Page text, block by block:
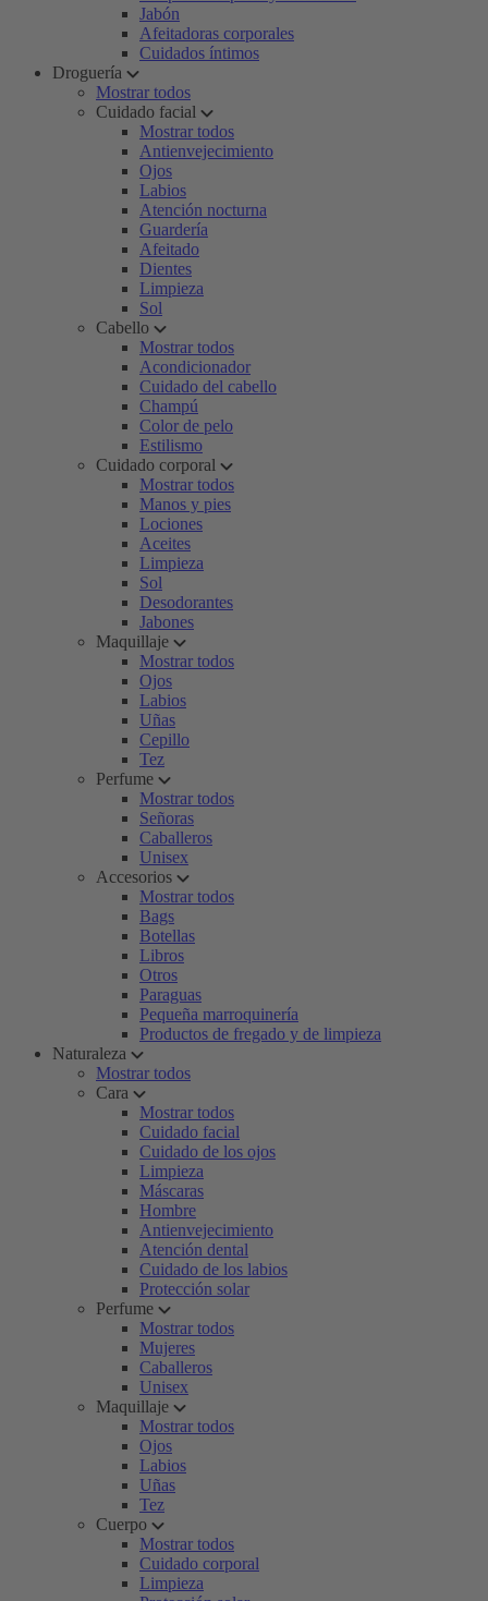
Jabón
Afeitadoras corporales
Cuidados íntimos
Droguería
Mostrar todos
Cuidado facial
Mostrar todos
Antienvejecimiento
Ojos
Labios
Atención nocturna
Guardería
Afeitado
Dientes
Limpieza
Sol
Cabello
Mostrar todos
Acondicionador
Cuidado del cabello
Champú
Color de pelo
Estilismo
Cuidado corporal
Mostrar todos
Manos y pies
Lociones
Aceites
Limpieza
Sol
Desodorantes
Jabones
Maquillaje
Mostrar todos
Ojos
Labios
Uñas
Cepillo
Tez
Perfume
Mostrar todos
Señoras
Caballeros
Unisex
Accesorios
Mostrar todos
Bags
Botellas
Libros
Otros
Paraguas
Pequeña marroquinería
Productos de fregado y de limpieza
Naturaleza
Mostrar todos
Cara
Mostrar todos
Cuidado facial
Cuidado de los ojos
Limpieza
Máscaras
Hombre
Antienvejecimiento
Atención dental
Cuidado de los labios
Protección solar
Perfume
Mostrar todos
Mujeres
Caballeros
Unisex
Maquillaje
Mostrar todos
Ojos
Labios
Uñas
Tez
Cuerpo
Mostrar todos
Cuidado corporal
Limpieza